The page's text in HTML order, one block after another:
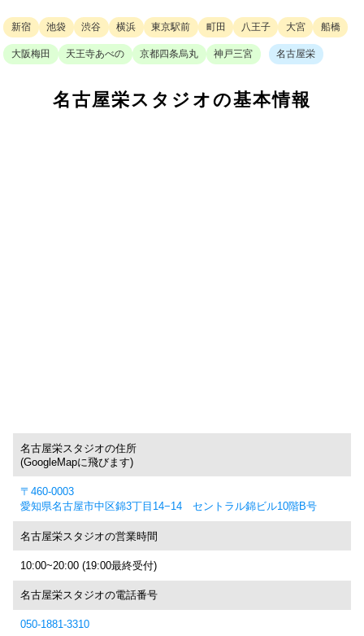
新宿 池袋 渋谷 横浜 東京駅前 町田 八王子 大宮 船橋
大阪梅田 天王寺あべの 京都四条烏丸 神戸三宮 名古屋栄
名古屋栄スタジオの基本情報
名古屋栄スタジオの住所
(GoogleMapに飛びます)
〒460-0003
愛知県名古屋市中区錦3丁目14−14 セントラル錦ビル10階B号
名古屋栄スタジオの営業時間
10:00~20:00 (19:00最終受付)
名古屋栄スタジオの電話番号
050-1881-3310